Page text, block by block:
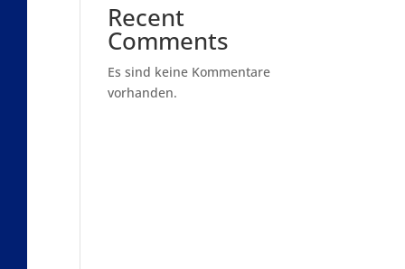
Recent
Comments
Es sind keine Kommentare
vorhanden.